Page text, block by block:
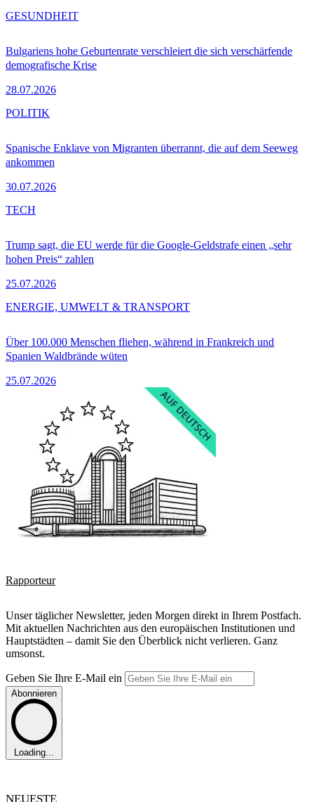
Bulgariens hohe Geburtenrate verschleiert die sich verschärfende
demografische Krise
28.07.2026
GESUNDHEIT
Spanische Enklave von Migranten überrannt, die auf dem Seeweg
ankommen
30.07.2026
POLITIK
Trump sagt, die EU werde für die Google-Geldstrafe einen „sehr
hohen Preis“ zahlen
25.07.2026
TECH
Über 100.000 Menschen fliehen, während in Frankreich und
Spanien Waldbrände wüten
25.07.2026
ENERGIE, UMWELT & TRANSPORT
Rapporteur
Unser täglicher Newsletter, jeden Morgen direkt in Ihrem Postfach.
Mit aktuellen Nachrichten aus den europäischen Institutionen und
Hauptstädten – damit Sie den Überblick nicht verlieren. Ganz
umsonst.
Geben Sie Ihre E-Mail ein
Abonnieren
Loading...
NEUESTE